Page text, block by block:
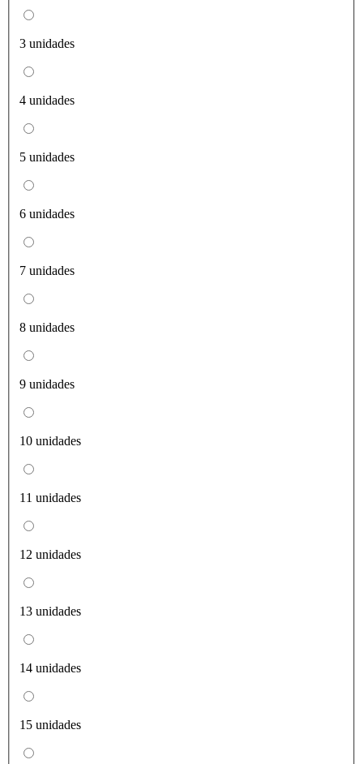
3 unidades
4 unidades
5 unidades
6 unidades
7 unidades
8 unidades
9 unidades
10 unidades
11 unidades
12 unidades
13 unidades
14 unidades
15 unidades